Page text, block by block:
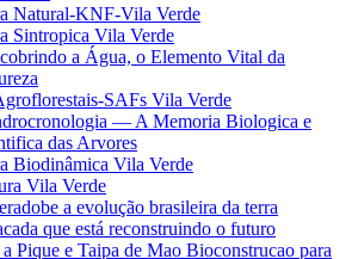
Natural-KNF-Vila Verde
Sintropica Vila Verde
a Água, o Elemento Vital da
SAFs Vila Verde
— A Memoria Biologica e
das Arvores
Biodinâmica Vila Verde
Vila Verde
a evolução brasileira da terra
que está reconstruindo o futuro
a Pique e Taipa de Mao Bioconstrucao para